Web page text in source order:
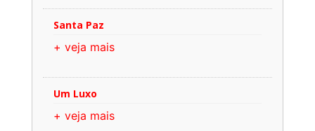
Santa Paz
+ veja mais
Um Luxo
+ veja mais